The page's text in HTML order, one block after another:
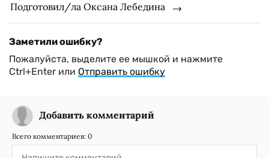
Подготовил/ла Оксана Лебедина
Заметили ошибку?
Пожалуйста, выделите ее мышкой и нажмите
Ctrl+Enter или Отправить ошибку
Добавить комментарий
Всего комментариев: 0